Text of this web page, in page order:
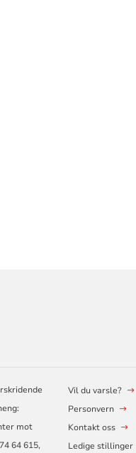
mot
64 615,
Vil du varsle?
Personvern
Kontakt oss
Ledige stillinger